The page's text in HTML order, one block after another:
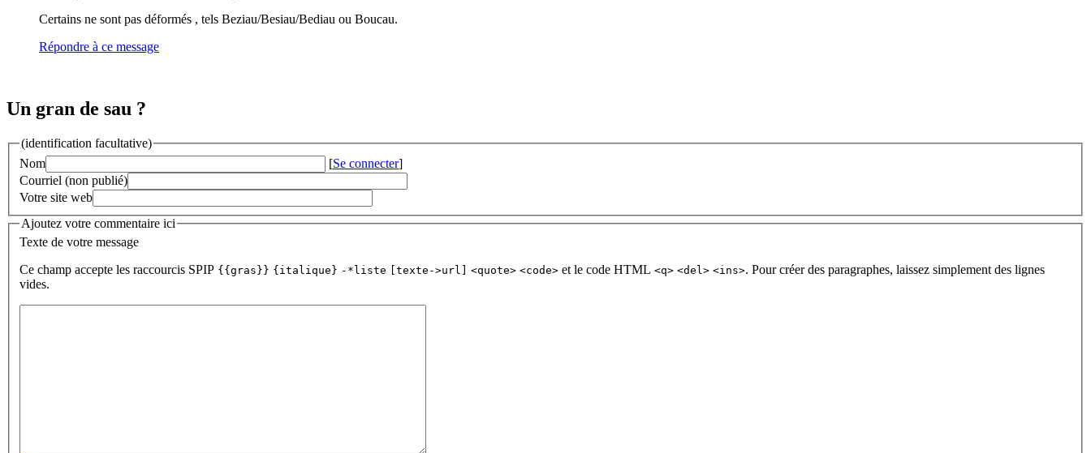
Certains ne sont pas déformés , tels Beziau/Besiau/Bediau ou Boucau.
Répondre à ce message
Un gran de sau ?
(identification facultative)
Nom
[Se connecter]
Courriel (non publié)
Votre site web
Ajoutez votre commentaire ici
Texte de votre message
Ce champ accepte les raccourcis SPIP {{gras}} {italique} -*liste [texte->url] <quote> <code> et le code HTML <q> <del> <ins>. Pour créer des paragraphes, laissez simplement des lignes
vides.